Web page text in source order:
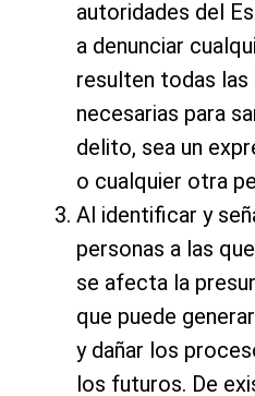
autoridades del
a denunciar
resulten todas
necesarias para
delito, sea un
o cualquier otra
Al identificar y
personas a las
se afecta la
que puede
y dañar los
los futuros. De